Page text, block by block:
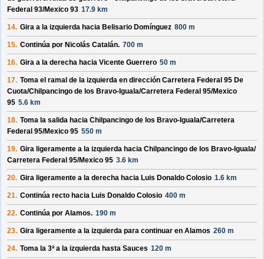
Federal 93/Mexico 93 17.9 km
14. Gira a la izquierda hacia Belisario Domínguez 800 m
15. Continúa por Nicolás Catalán. 700 m
16. Gira a la derecha hacia Vicente Guerrero 50 m
17. Toma el ramal de la izquierda en dirección Carretera Federal 95 De
Cuota/Chilpancingo de los Bravo-Iguala/Carretera Federal 95/Mexico
95 5.6 km
18. Toma la salida hacia Chilpancingo de los Bravo-Iguala/Carretera
Federal 95/Mexico 95 550 m
19. Gira ligeramente a la izquierda hacia Chilpancingo de los Bravo-Iguala/
Carretera Federal 95/Mexico 95 3.6 km
20. Gira ligeramente a la derecha hacia Luis Donaldo Colosio 1.6 km
21. Continúa recto hacia Luis Donaldo Colosio 400 m
22. Continúa por Alamos. 190 m
23. Gira ligeramente a la izquierda para continuar en Alamos 260 m
24. Toma la 3ª a la izquierda hasta Sauces 120 m